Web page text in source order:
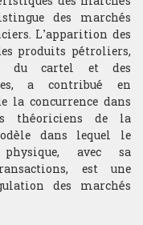
des marchés
L’apparition des
produits pétroliers,
du cartel et des
a contribué en
la concurrence dans
théoriciens de la
dans lequel le
avec sa
est une
des marchés